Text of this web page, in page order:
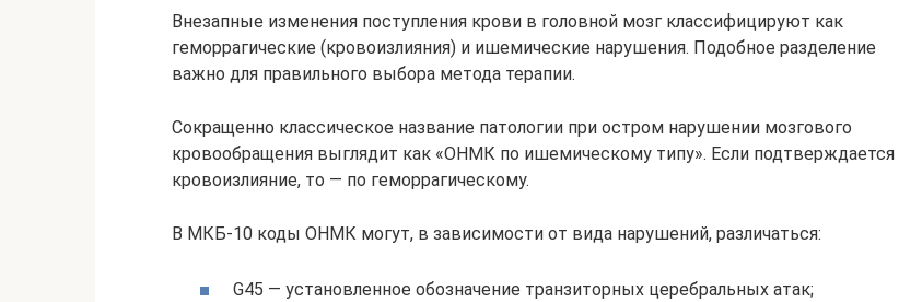
Внезапные изменения поступления крови в головной мозг классифицируют как
геморрагические (кровоизлияния) и ишемические нарушения. Подобное разделение
важно для правильного выбора метода терапии.
Сокращенно классическое название патологии при остром нарушении мозгового
кровообращения выглядит как «ОНМК по ишемическому типу». Если подтверждается
кровоизлияние, то — по геморрагическому.
В МКБ-10 коды ОНМК могут, в зависимости от вида нарушений, различаться:
G45 — установленное обозначение транзиторных церебральных атак;